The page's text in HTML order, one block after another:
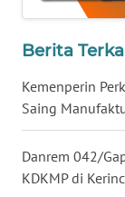
Berita
Kemenperin
Saing
Danrem 042/
KDKMP di
WN
BALI
WN
KALBAR
WN
KALTENG